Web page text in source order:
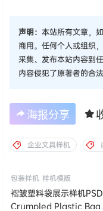
声明： 本站所有文章，
商用。任何个人或组织
采集、发布本站内容到
内容侵犯了原著者的合
海报分享
企业文具样机
包装样机 样机模版
褶皱塑料袋展示样机
Crumpled Plastic Bag